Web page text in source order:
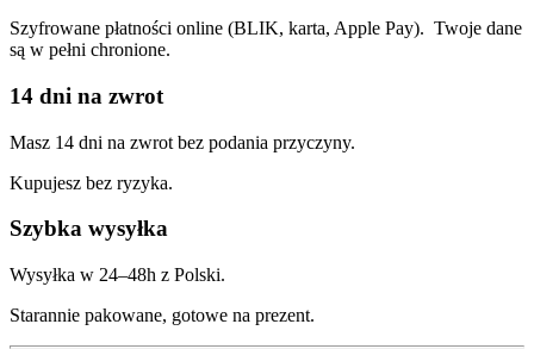
Szyfrowane płatności online (BLIK, karta, Apple Pay). Twoje dane
są w pełni chronione.
14 dni na zwrot
Masz 14 dni na zwrot bez podania przyczyny.
Kupujesz bez ryzyka.
Szybka wysyłka
Wysyłka w 24–48h z Polski.
Starannie pakowane, gotowe na prezent.